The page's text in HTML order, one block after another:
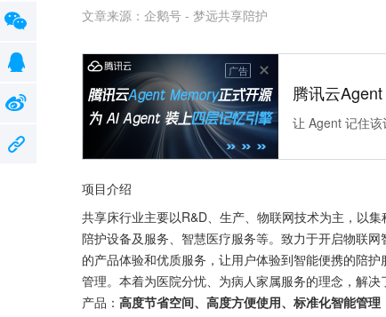
文章来源： 企鹅号 - 梦远共享陪护
广告
腾讯云
让 Agent 记住
项目介绍
共享床行业主要以R&D、生产、物联网技术为主，以
陪护设备及服务、智慧医疗服务等。致力于开启物联
的产品体验和优质服务，让用户体验到智能便携的陪
管理。本着为医院分忧、为病人家属服务的理念，解
产品： 高度节省空间、高度方便使用、标准化智能管理